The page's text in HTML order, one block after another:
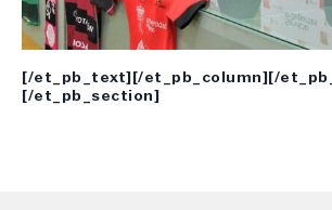
[/et_pb_text][/et_pb_column][/
[/et_pb_section]